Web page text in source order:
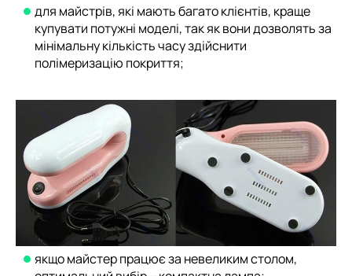
для майстрів, які мають багато клієнтів, краще
купувати потужні моделі, так як вони дозволять за
мінімальну кількість часу здійснити
полімеризацію покриття;
якщо майстер працює за невеликим столом,